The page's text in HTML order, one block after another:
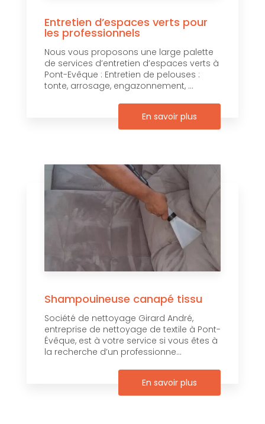
Entretien d’espaces verts pour
les professionnels
Nous vous proposons une large palette
de services d’entretien d’espaces verts à
Pont-Evêque : Entretien de pelouses :
tonte, arrosage, engazonnement, ...
En savoir plus
Shampouineuse canapé tissu
Société de nettoyage Girard André,
entreprise de nettoyage de textile à Pont-
Évêque, est à votre service si vous êtes à
la recherche d’un professionne...
En savoir plus